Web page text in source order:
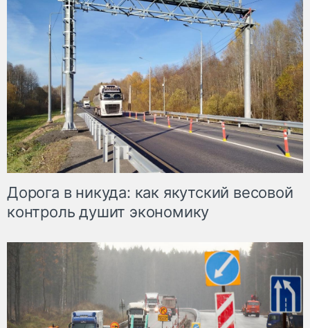
Дорога в никуда: как якутский весовой
контроль душит экономику